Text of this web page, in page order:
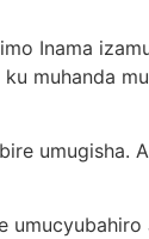
Inama
muhanda
umugisha.